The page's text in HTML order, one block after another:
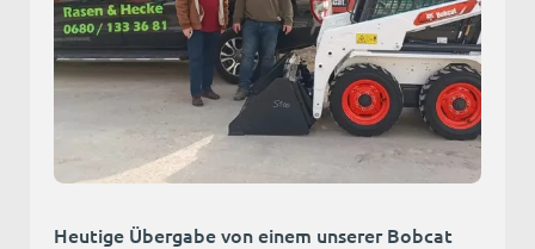
Heutige Übergabe von einem unserer Bobcat